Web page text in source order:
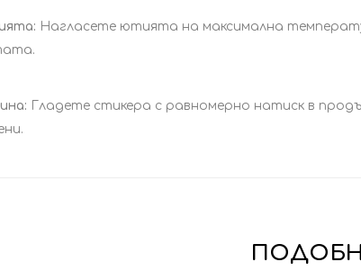
Нагласете ютията на максимална
Гладете стикера с равномерно натиск в